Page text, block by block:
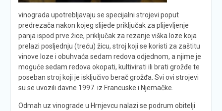
vinograda upotrebljavaju se specijalni strojevi poput
predrezača nakon kojeg slijede priključak za plijevljenje
panja ispod prve žice, priključak za rezanje viška loze koja
prelazi posljednju (treću) žicu, stroj koji se koristi za zaštitu
vinove loze i obuhvaća sedam redova odjednom, a njime je
moguće sedam redova okopati, kultivirati ili brati grožđe te
poseban stroj koji je isključivo berač grožđa. Svi ovi strojevi
su se uvozili davne 1997. iz Francuske i Njemačke.
Odmah uz vinograde u Hrnjevcu nalazi se podrum obitelji